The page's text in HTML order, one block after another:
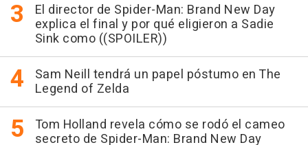
El director de Spider-Man: Brand New Day
explica el final y por qué eligieron a Sadie
Sink como ((SPOILER))
Sam Neill tendrá un papel póstumo en The
Legend of Zelda
Tom Holland revela cómo se rodó el cameo
secreto de Spider-Man: Brand New Day